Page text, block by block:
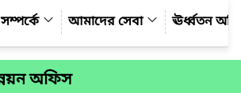
আমাদের সেবা ঊর্ধ্বতন
অফিস